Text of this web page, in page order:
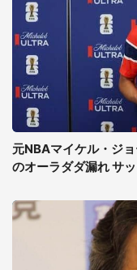
元NBAマイケル・ジ
のオーラダダ漏れ サ